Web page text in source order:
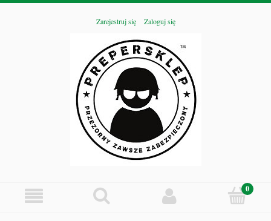
Zarejestruj się Zaloguj się